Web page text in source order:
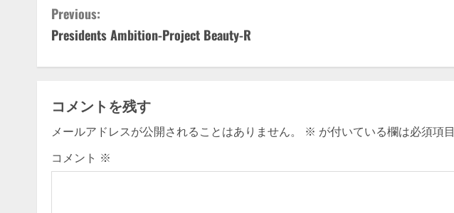
C
o
n
t
i
n
Previous:
Presidents Ambition-Project Beauty-R
コメントを残す
メールアドレスが公開されることはありません。 ※ が付いている欄は必須項
コメント ※